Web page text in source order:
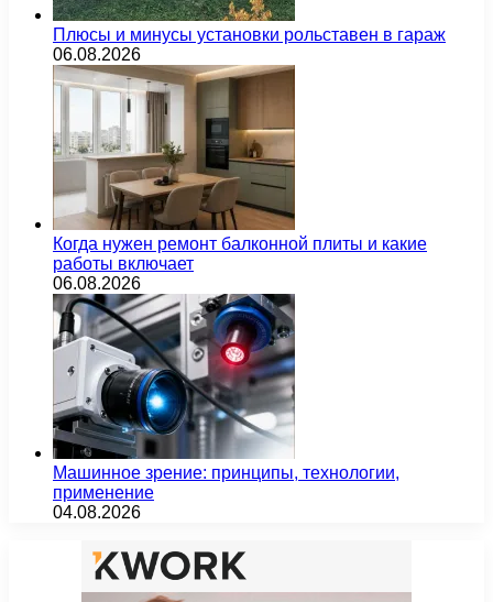
Плюсы и минусы установки рольставен в гараж
06.08.2026
Когда нужен ремонт балконной плиты и какие
работы включает
06.08.2026
Машинное зрение: принципы, технологии,
применение
04.08.2026